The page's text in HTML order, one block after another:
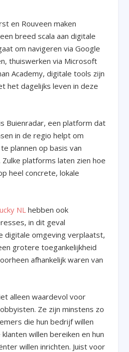
en Rouveen maken
breed scala aan digitale
om navigeren via Google
thuiswerken via Microsoft
Academy, digitale tools zijn
het dagelijks leven in deze
Buienradar, een platform dat
in de regio helpt om
plannen op basis van
platforms laten zien hoe
heel concrete, lokale
NL hebben ook
in dit geval
digitale omgeving verplaatst,
grotere toegankelijkheid
afhankelijk waren van
alleen waardevol voor
Ze zijn minstens zo
die hun bedrijf willen
willen bereiken en hun
willen inrichten. Juist voor